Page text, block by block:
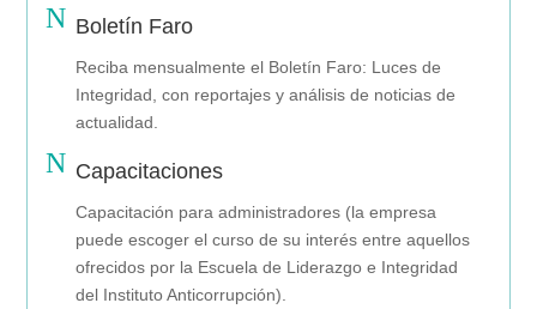
N Boletín Faro
Reciba mensualmente el Boletín Faro: Luces de
Integridad, con reportajes y análisis de noticias de
actualidad.
N Capacitaciones
Capacitación para administradores (la empresa
puede escoger el curso de su interés entre aquellos
ofrecidos por la Escuela de Liderazgo e Integridad
del Instituto Anticorrupción).